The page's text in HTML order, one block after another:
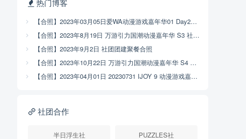
热门博客
【合照】2023年03月05日爱WA动漫游戏嘉年华01 Day2社团合照
【合照】2023年8月19日 万游引力国潮动漫嘉年华 S3 社团大合照
【合照】2023年9月2日 社团团建聚餐合照
【合照】2023年10月22日 万游引力国潮动漫嘉年华 S4 社团大合照
【合照】2023年04月01日 20230731 IJOY 9 动漫游戏嘉年华社团合照
社团合作
半日浮生社 PUZZLES社